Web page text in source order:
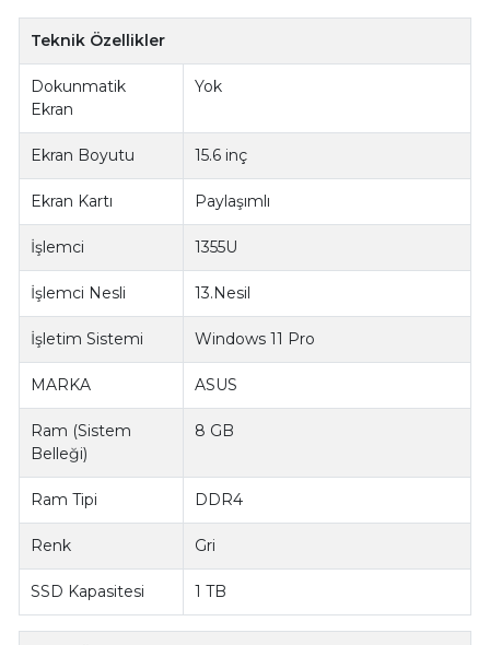
Teknik Özellikler
Dokunmatik
Ekran
Yok
Ekran Boyutu 15.6 inç
Ekran Kartı Paylaşımlı
İşlemci 1355U
İşlemci Nesli 13.Nesil
İşletim Sistemi Windows 11 Pro
MARKA ASUS
Ram (Sistem
Belleği)
8 GB
Ram Tipi DDR4
Renk Gri
SSD Kapasitesi 1 TB